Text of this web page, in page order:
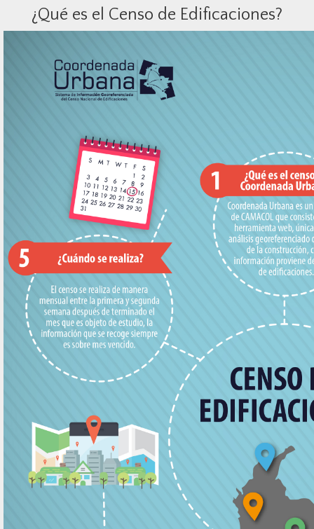
¿Qué es el Censo de Edificaciones?